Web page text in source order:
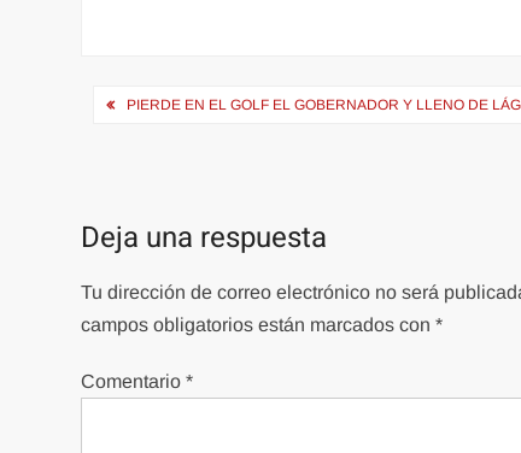
Navegación
PIERDE EN EL GOLF EL GOBERNADOR Y LLENO DE
Deja una respuesta
Tu dirección de correo electrónico no será
campos obligatorios están marcados con*
Comentario*